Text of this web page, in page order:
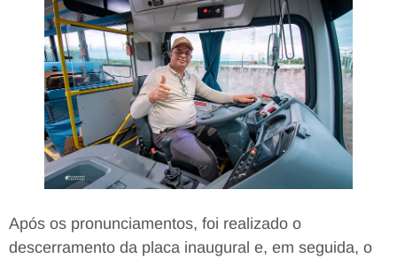
Após os pronunciamentos, foi realizado o
descerramento da placa inaugural e, em seguida, o